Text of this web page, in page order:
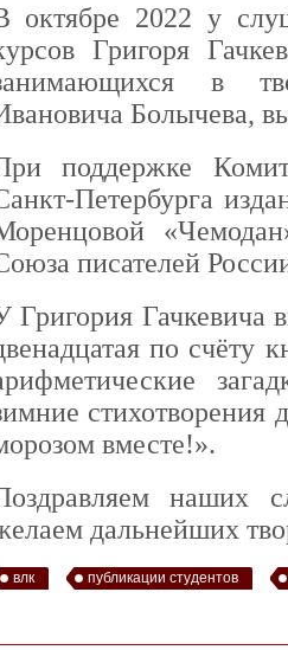
октябре 2022 у
Григоря
в
Болычева,
поддержке
Петербурга
писателей
Григория Гачкевича
по счёту
вместе!».
наших
дальнейших
влк публикации студентов